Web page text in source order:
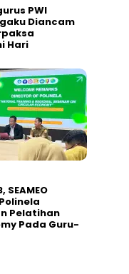
PWI
Diancam
Hari
SEAMEO
Pelatihan
Pada Guru-